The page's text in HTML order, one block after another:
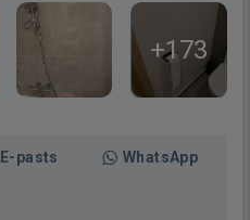
+173
E-pasts WhatsApp